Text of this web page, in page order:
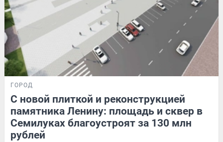
ГОРОД
С новой плиткой и реконструкцией
памятника Ленину: площадь и сквер в
Семилуках благоустроят за 130 млн
рублей